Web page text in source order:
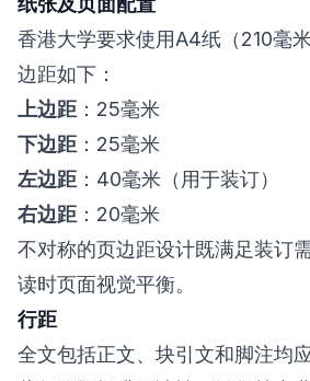
香港大学要求使用A4纸（210毫
边距如下：
上边距 ：25毫米
下边距 ：25毫米
左边距 ：40毫米（用于装订）
右边距 ：20毫米
不对称的页边距设计既满足装订
读时页面视觉平衡。
行距
全文包括正文、块引文和脚注均